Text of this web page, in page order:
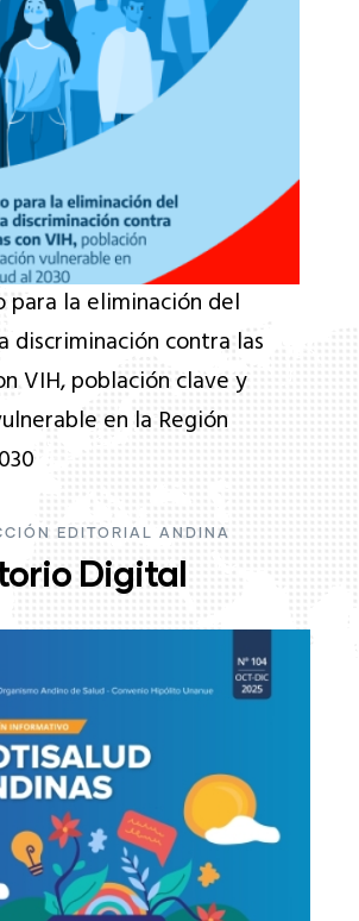
para la eliminación del
discriminación contra las
VIH, población clave y
en la Región
EDITORIAL ANDINA
Digital